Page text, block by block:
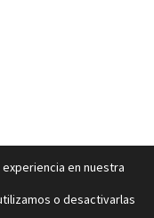
en nuestra
o desactivarlas